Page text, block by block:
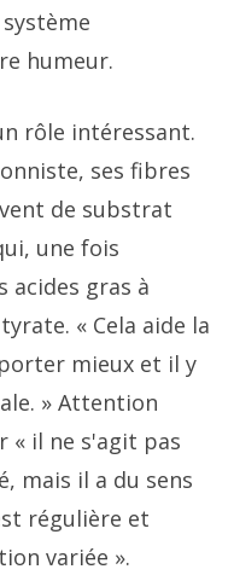
humeur.
rôle intéressant.
ses fibres
de substrat
une fois
acides gras à
« Cela aide la
mieux et il y
» Attention
« il ne s'agit pas
mais il a du sens
régulière et
variée ».